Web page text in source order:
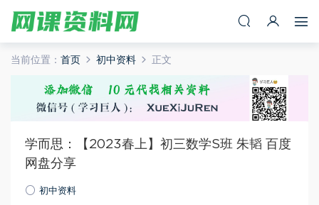
当前位置： 首页 初中资料 正文
学而思：【2023春上】初三数学S班 朱韬 百度
网盘分享
初中资料